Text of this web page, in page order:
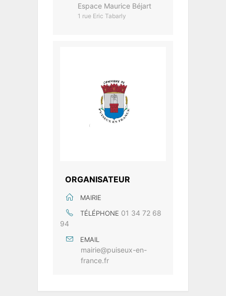
Espace Maurice Béjart
1 rue Eric Tabarly
ORGANISATEUR
MAIRIE
TÉLÉPHONE 01 34 72 68
94
EMAIL
mairie@puiseux-en-
france.fr